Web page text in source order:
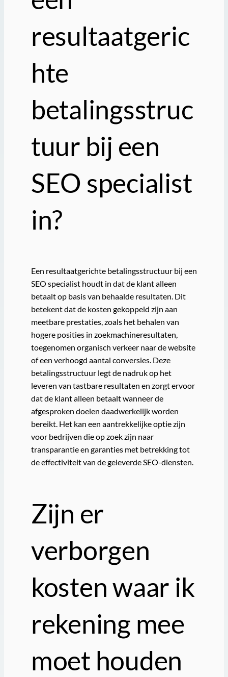
resultaatgeric
hte
betalingsstruc
tuur bij een
SEO specialist
in?
Een resultaatgerichte betalingsstructuur bij een
SEO specialist houdt in dat de klant alleen
betaalt op basis van behaalde resultaten. Dit
betekent dat de kosten gekoppeld zijn aan
meetbare prestaties, zoals het behalen van
hogere posities in zoekmachineresultaten,
toegenomen organisch verkeer naar de website
of een verhoogd aantal conversies. Deze
betalingsstructuur legt de nadruk op het
leveren van tastbare resultaten en zorgt ervoor
dat de klant alleen betaalt wanneer de
afgesproken doelen daadwerkelijk worden
bereikt. Het kan een aantrekkelijke optie zijn
voor bedrijven die op zoek zijn naar
transparantie en garanties met betrekking tot
de effectiviteit van de geleverde SEO-diensten.
Zijn er
verborgen
kosten waar ik
rekening mee
moet houden